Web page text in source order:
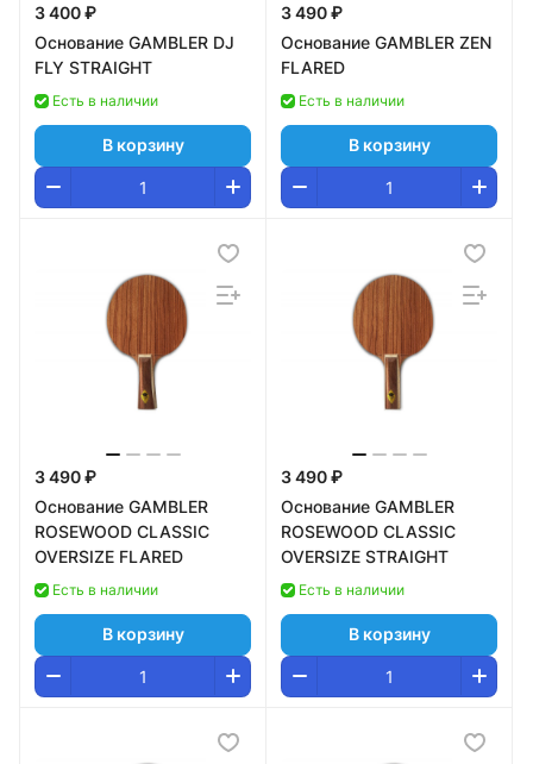
3 400 ₽
Основание GAMBLER DJ
FLY STRAIGHT
Есть в наличии
В корзину
3 490 ₽
Основание GAMBLER ZEN
FLARED
Есть в наличии
В корзину
3 490 ₽
Основание GAMBLER
ROSEWOOD CLASSIC
OVERSIZE FLARED
Есть в наличии
В корзину
3 490 ₽
Основание GAMBLER
ROSEWOOD CLASSIC
OVERSIZE STRAIGHT
Есть в наличии
В корзину